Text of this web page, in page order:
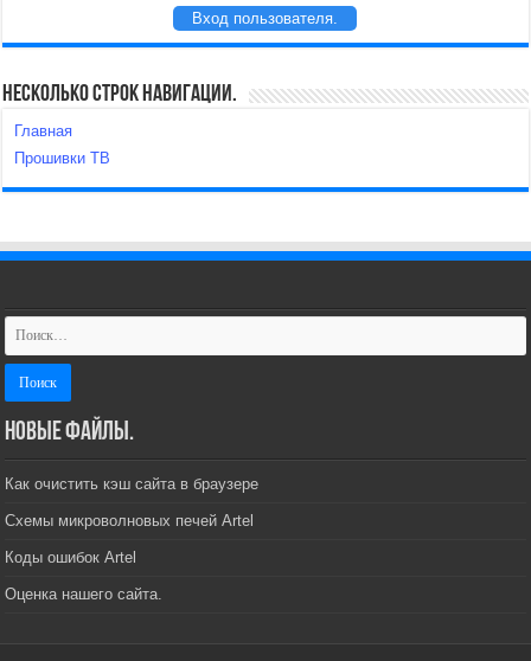
Вход пользователя.
Несколько строк навигации.
Главная
Прошивки ТВ
Новые файлы.
Как очистить кэш сайта в браузере
Схемы микроволновых печей Artel
Коды ошибок Artel
Оценка нашего сайта.